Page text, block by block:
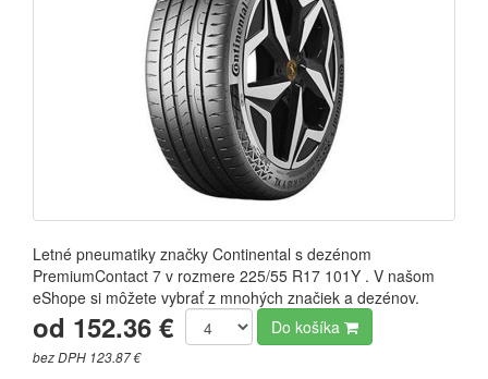
Letné pneumatiky značky Continental s dezénom
PremiumContact 7 v rozmere 225/55 R17 101Y . V našom
eShope si môžete vybrať z mnohých značiek a dezénov.
od 152.36 €
bez DPH 123.87 €
Do košíka